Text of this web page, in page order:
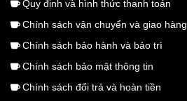
Quy định và hình thức thanh toán
Chính sách vận chuyển và giao hàng
Chính sách bảo hành và bảo trì
Chính sách bảo mật thông tin
Chính sách đổi trả và hoàn tiền